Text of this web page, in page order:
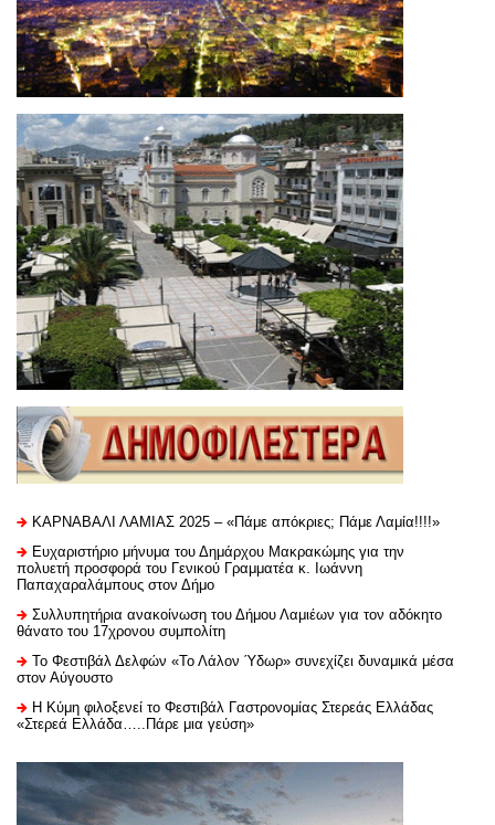
ΚΑΡΝΑΒΑΛΙ ΛΑΜΙΑΣ 2025 – «Πάμε απόκριες; Πάμε Λαμία!!!!»
Ευχαριστήριo μήνυμα του Δημάρχου Μακρακώμης για την
πολυετή προσφορά του Γενικού Γραμματέα κ. Ιωάννη
Παπαχαραλάμπους στον Δήμο
Συλλυπητήρια ανακοίνωση του Δήμου Λαμιέων για τον αδόκητο
θάνατο του 17χρονου συμπολίτη
Το Φεστιβάλ Δελφών «Το Λάλον Ύδωρ» συνεχίζει δυναμικά μέσα
στον Αύγουστο
Η Κύμη φιλοξενεί το Φεστιβάλ Γαστρονομίας Στερεάς Ελλάδας
«Στερεά Ελλάδα…..Πάρε μια γεύση»